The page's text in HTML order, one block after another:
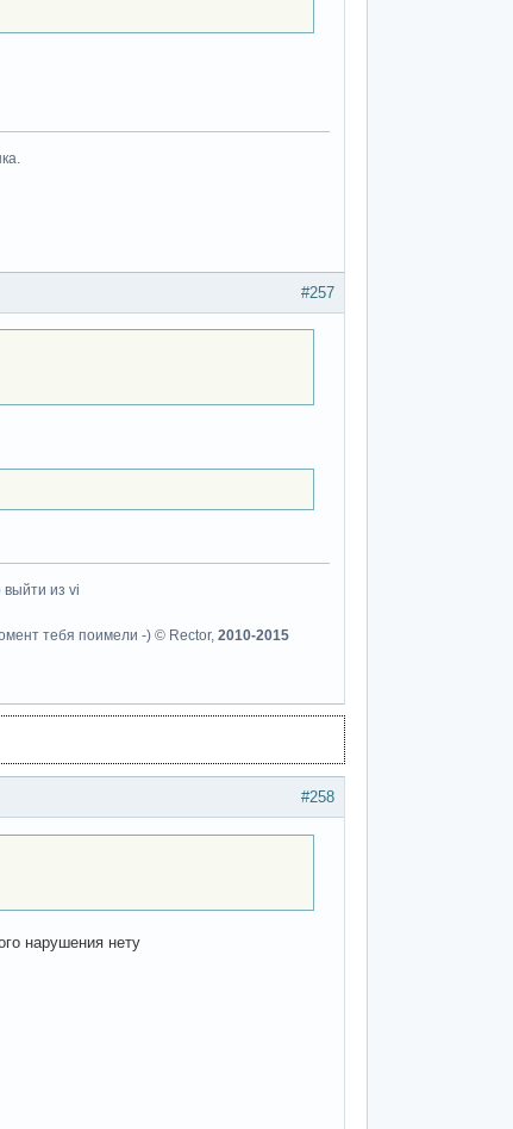
#257
из vi
тебя поимели -) © Rector, 2010-2015
#258
нарушения нету